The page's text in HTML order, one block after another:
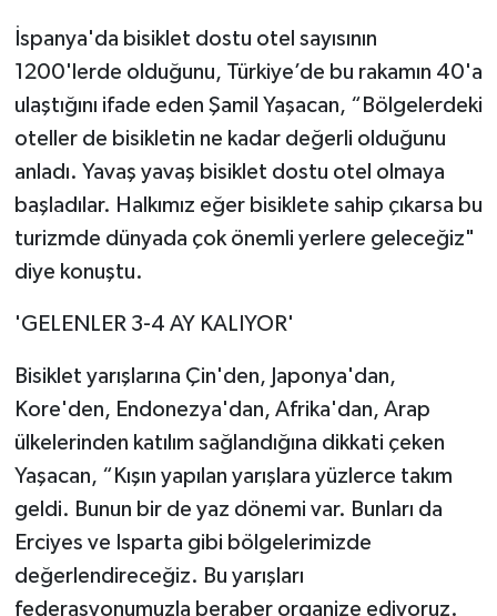
İspanya'da bisiklet dostu otel sayısının
1200'lerde olduğunu, Türkiye’de bu rakamın 40'a
ulaştığını ifade eden Şamil Yaşacan, “Bölgelerdeki
oteller de bisikletin ne kadar değerli olduğunu
anladı. Yavaş yavaş bisiklet dostu otel olmaya
başladılar. Halkımız eğer bisiklete sahip çıkarsa bu
turizmde dünyada çok önemli yerlere geleceğiz"
diye konuştu.
'GELENLER 3-4 AY KALIYOR'
Bisiklet yarışlarına Çin'den, Japonya'dan,
Kore'den, Endonezya'dan, Afrika'dan, Arap
ülkelerinden katılım sağlandığına dikkati çeken
Yaşacan, “Kışın yapılan yarışlara yüzlerce takım
geldi. Bunun bir de yaz dönemi var. Bunları da
Erciyes ve Isparta gibi bölgelerimizde
değerlendireceğiz. Bu yarışları
federasyonumuzla beraber organize ediyoruz.